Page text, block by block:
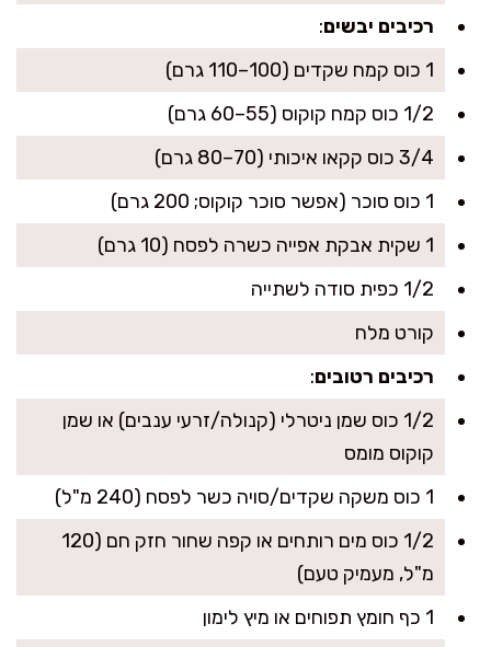
רכיבים יבשים:
1 כוס קמח שקדים (100–110 גרם)
1/2 כוס קמח קוקוס (55–60 גרם)
3/4 כוס קקאו איכותי (70–80 גרם)
1 כוס סוכר (אפשר סוכר קוקוס; 200 גרם)
1 שקית אבקת אפייה כשרה לפסח (10 גרם)
1/2 כפית סודה לשתייה
קורט מלח
רכיבים רטובים:
1/2 כוס שמן ניטרלי (קנולה/זרעי ענבים) או שמן
קוקוס מומס
1 כוס משקה שקדים/סויה כשר לפסח (240 מ"ל)
1/2 כוס מים רותחים או קפה שחור חזק חם (120
מ"ל, מעמיק טעם)
1 כף חומץ תפוחים או מיץ לימון